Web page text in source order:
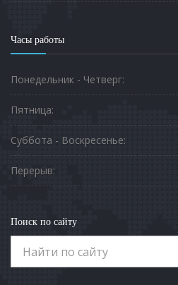
Часы работы
Понедельник - Четверг:
Пятница:
Суббота - Воскресенье:
Перерыв:
Поиск по сайту